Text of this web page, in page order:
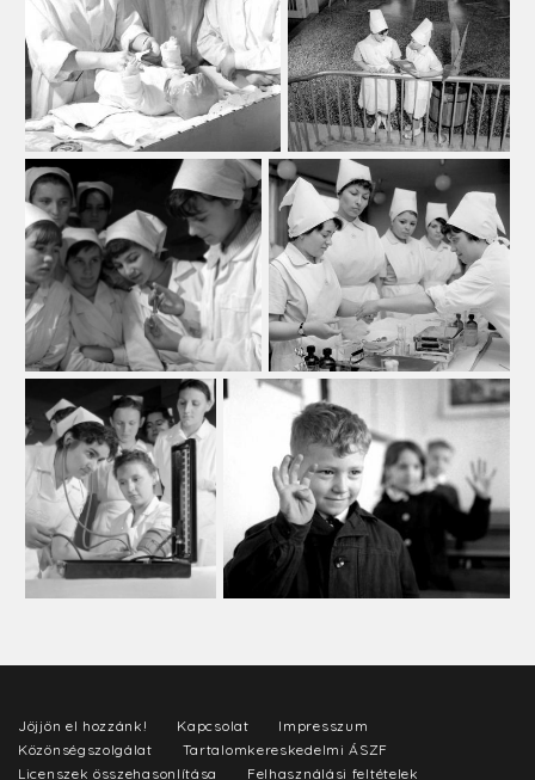
Jöjjön el hozzánk! Kapcsolat
Impresszum
Közönségszolgálat
Tartalomkereskedelmi ÁSZF
Licenszek összehasonlítása
Felhasználási feltételek